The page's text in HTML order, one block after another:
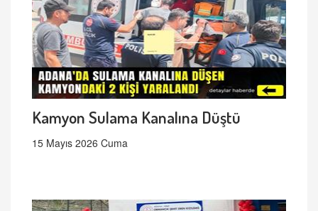
Kamyon Sulama Kanalına Düştü
15 Mayıs 2026 Cuma